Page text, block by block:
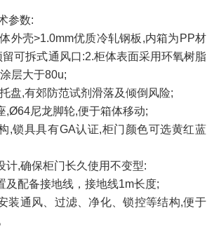
参数:
外壳>1.0mm优质冷轧钢板,内箱为PP材
留可拆式通风口:2.柜体表面采用环氧树脂
层大于80u;
盘,有郊防范试剂滑落及倾倒风险;
,Ø64尼龙脚轮,便于箱体移动;
,锁具具有GA认证,柜门颜色可选黄红蓝
计,确保柜门长久使用不变型:
及配备接地线，接地线1m长度;
装通风、过滤、净化、锁控等结构,便于